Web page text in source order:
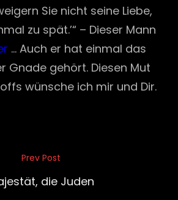
Sie nicht seine Liebe,
zu spät.’“ – Dieser Mann
… Auch er hat einmal das
Gnade gehört. Diesen Mut
wünsche ich mir und Dir.
Prev Post
die Juden